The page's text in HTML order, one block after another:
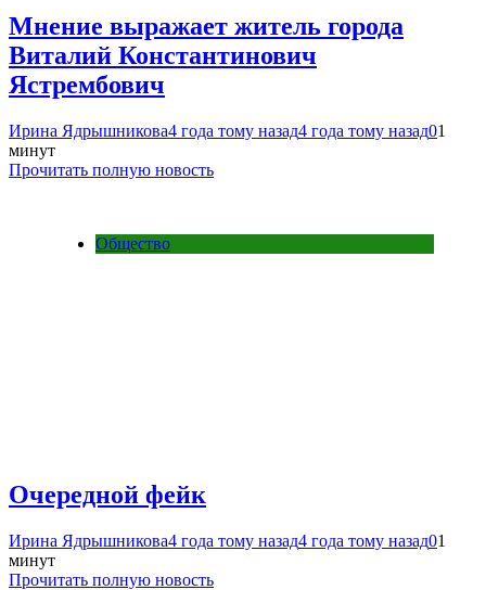
Мнение выражает житель города
Виталий Константинович
Ястрембович
Ирина Ядрышникова4 года тому назад4 года тому назад01
минут
Прочитать полную новость
Общество
Очередной фейк
Ирина Ядрышникова4 года тому назад4 года тому назад01
минут
Прочитать полную новость